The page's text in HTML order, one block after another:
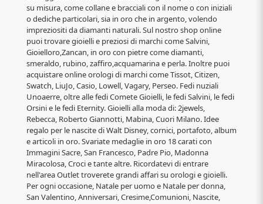
su misura, come collane e bracciali con il nome o con iniziali
o dediche particolari, sia in oro che in argento, volendo
impreziositi da diamanti naturali. Sul nostro shop online
puoi trovare gioielli e preziosi di marchi come Salvini,
Gioielloro,Zancan, in oro con pietre come diamanti,
smeraldo, rubino, zaffiro,acquamarina e perla. Inoltre puoi
acquistare online orologi di marchi come Tissot, Citizen,
Swatch, LiuJo, Casio, Lowell, Vagary, Perseo. Fedi nuziali
Unoaerre, oltre alle fedi Comete Gioielli, le fedi Salvini, le fedi
Orsini e le fedi Eternity. Gioielli alla moda di: 2jewels,
Rebecca, Roberto Giannotti, Mabina, Cuori Milano. Idee
regalo per le nascite di Walt Disney, cornici, portafoto, album
e articoli in oro. Svariate medaglie in oro 18 carati con
Immagini Sacre, San Francesco, Padre Pio, Madonna
Miracolosa, Croci e tante altre. Ricordatevi di entrare
nell'area Outlet troverete grandi affari su orologi e gioielli.
Per ogni occasione, Natale per uomo e Natale per donna,
San Valentino, Anniversari, Cresime,Comunioni, Nascite,